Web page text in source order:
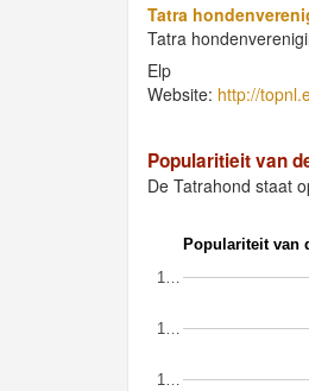
Tatra
Tatra
Elp
Website: http://
Popularitieit van
De Tatrahond staat
Populariteit van
1…
1…
1…